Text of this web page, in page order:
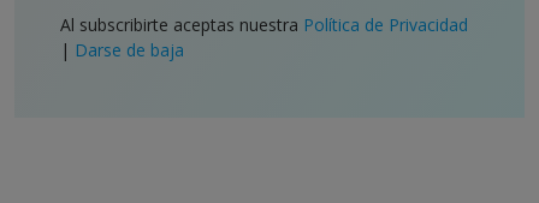
Al subscribirte aceptas nuestra Política de Privacidad
| Darse de baja